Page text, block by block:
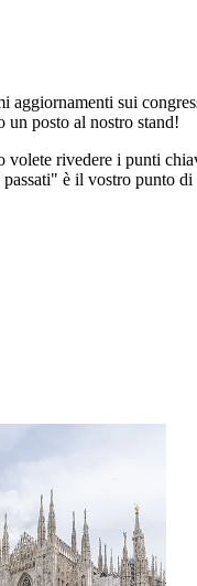
aggiornamenti sui
un posto al nostro stand!
volete rivedere i punti
è il vostro punto